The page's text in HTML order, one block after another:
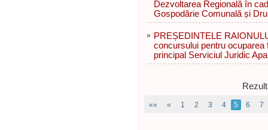
Dezvoltarea Regională în
Gospodărie Comunală și
» PREȘEDINTELE
concursului pentru
principal Serviciul Juridic
«« « 1 2 3 4 5 6 7